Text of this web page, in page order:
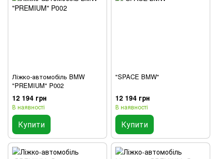
Ліжко-автомобіль BMW
"PREMIUM" P002
12 194 грн
В наявності
Купити
"SPACE BMW"
12 194 грн
В наявності
Купити